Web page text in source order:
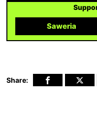
Saweria
Share: